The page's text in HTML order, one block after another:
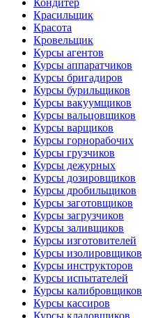
Кондитер
Красильщик
Красота
Кровельщик
Курсы агентов
Курсы аппаратчиков
Курсы бригадиров
Курсы бурильщиков
Курсы вакуумщиков
Курсы вальцовщиков
Курсы варщиков
Курсы горнорабочих
Курсы грузчиков
Курсы дежурных
Курсы дозировщиков
Курсы дробильщиков
Курсы заготовщиков
Курсы загрузчиков
Курсы заливщиков
Курсы изготовителей
Курсы изолировщиков
Курсы инструкторов
Курсы испытателей
Курсы калибровщиков
Курсы кассиров
Курсы кладовщиков